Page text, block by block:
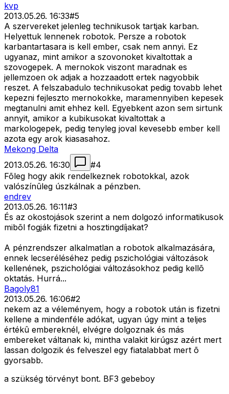
kvp
2013.05.26. 16:33#5
A szervereket jelenleg technikusok tartjak karban.
Helyettuk lennenek robotok. Persze a robotok
karbantartasara is kell ember, csak nem annyi. Ez
ugyanaz, mint amikor a szovonoket kivaltottak a
szovogepek. A mernokok viszont maradnak es
jellemzoen ok adjak a hozzaadott ertek nagyobbik
reszet. A felszabadulo technikusokat pedig tovabb lehet
kepezni fejleszto mernokokke, maramennyiben kepesek
megtanulni amit ehhez kell. Egyebkent azon sem sirtunk
annyit, amikor a kubikusokat kivaltottak a
markologepek, pedig tenyleg joval kevesebb ember kell
azota egy arok kiasasahoz.
Mekong Delta
2013.05.26. 16:30
#4
Fõleg hogy akik rendelkeznek robotokkal, azok
valószínûleg úszkálnak a pénzben.
endrev
2013.05.26. 16:11#3
És az okostojások szerint a nem dolgozó informatikusok
mibõl fogják fizetni a hosztingdíjakat?
A pénzrendszer alkalmatlan a robotok alkalmazására,
ennek lecseréléséhez pedig pszichológiai változások
kellenének, pszichológiai változásokhoz pedig kellõ
oktatás. Hurrá...
Bagoly81
2013.05.26. 16:06#2
nekem az a véleményem, hogy a robotok után is fizetni
kellene a mindenféle adókat, ugyan úgy mint a teljes
értékû embereknél, elvégre dolgoznak és más
embereket váltanak ki, mintha valakit kirúgsz azért mert
lassan dolgozik és felveszel egy fiatalabbat mert õ
gyorsabb.
a szükség törvényt bont. BF3 gebeboy